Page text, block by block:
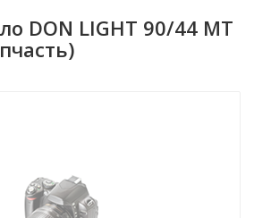
DON LIGHT 90/44 MT